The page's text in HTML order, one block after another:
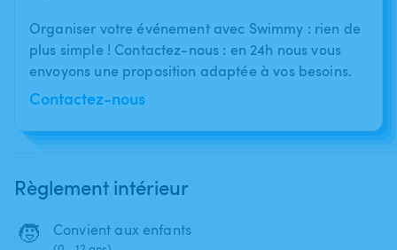
Organiser votre événement avec Swimmy : rien de
plus simple ! Contactez-nous : en 24h nous vous
envoyons une proposition adaptée à vos besoins.
Contactez-nous
Règlement intérieur
🧒 Convient aux enfants